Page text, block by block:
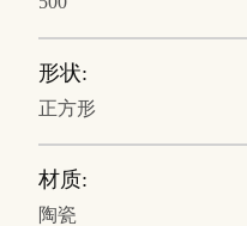
形状:
正方形
材质:
陶瓷